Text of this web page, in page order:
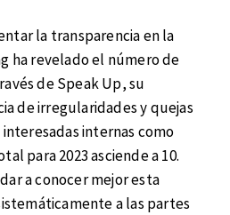
la transparencia en la
ha revelado el número de
de Speak Up, su
de irregularidades y quejas
internas como
para 2023 asciende a 10.
a conocer mejor esta
a las partes